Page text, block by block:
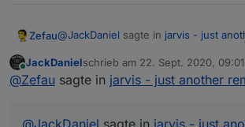
Zefau@JackDaniel sagte in jarvis - just
für was ist eigentlich das herz
Sollte eine Seite mit Spende
Online
JackDanielschrieb am 22. Sept. 2020, 09:01
zuletzt editiert von
@Zefau sagte in jarvis - just another